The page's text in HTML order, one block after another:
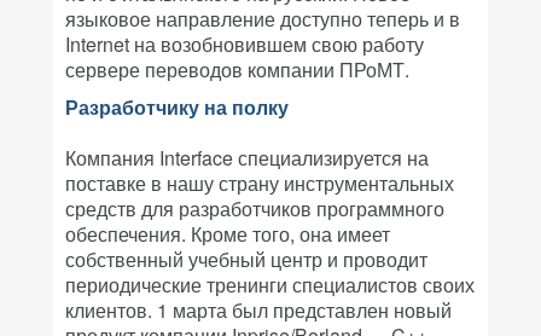
языковое направление доступно теперь и в
Internet на возобновившем свою работу
сервере переводов компании ПРоМТ.
Разработчику на полку
Компания Interface специализируется на
поставке в нашу страну инструментальных
средств для разработчиков программного
обеспечения. Кроме того, она имеет
собственный учебный центр и проводит
периодические тренинги специалистов своих
клиентов. 1 марта был представлен новый